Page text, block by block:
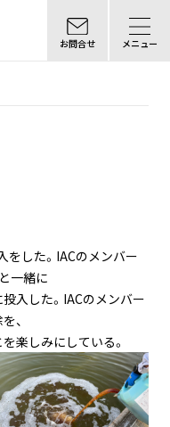
お問合せ メニュー
した。IACのメンバー
一緒に
入した。IACのメンバー
、
楽しみにしている。